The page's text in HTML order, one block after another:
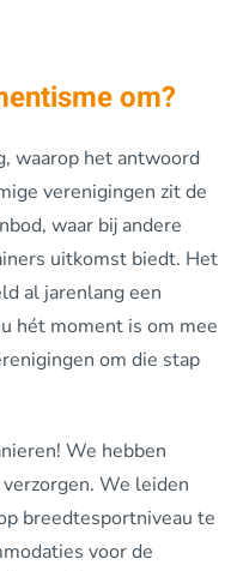
om?
waarop het antwoord
verenigingen zit de
waar bij andere
uitkomst biedt. Het
al jarenlang een
hét moment is om mee
om die stap
We hebben
We leiden
breedtesportniveau te
voor de